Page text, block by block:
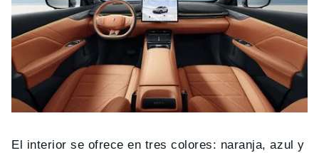
El interior se ofrece en tres colores: naranja, azul y